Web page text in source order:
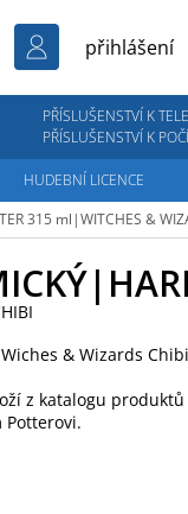
přihlášení
PŘÍSLUŠENSTVÍ K
PŘÍSLUŠENSTVÍ K
HUDEBNÍ LICENCE
315 ml|WITCHES &
& Wizards
z katalogu
Potterovi.